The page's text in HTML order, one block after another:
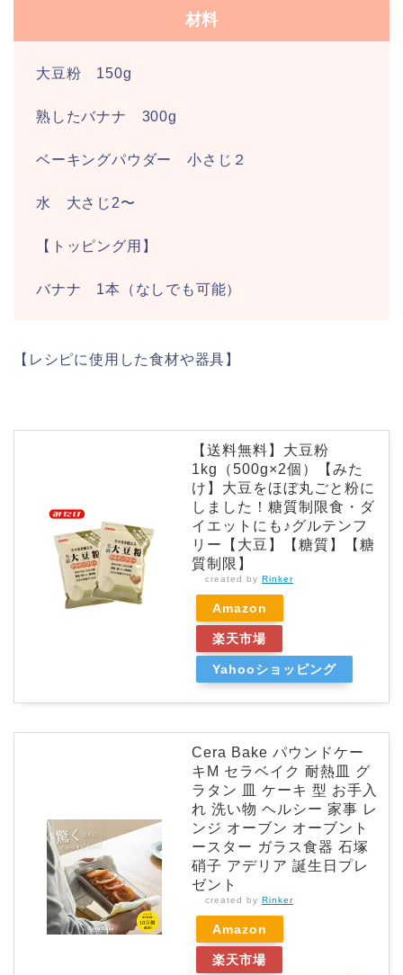
材料
大豆粉 150g
熟したバナナ 300g
ベーキングパウダー 小さじ２
水 大さじ2〜
【トッピング用】
バナナ 1本（なしでも可能）
【レシピに使用した食材や器具】
【送料無料】大豆粉
1kg（500g×2個）【みた
け】大豆をほぼ丸ごと粉に
しました！糖質制限食・ダ
イエットにも♪グルテンフ
リー【大豆】【糖質】【糖
質制限】
created by Rinker
Amazon
楽天市場
Yahooショッピング
Cera Bake パウンドケー
キM セラベイク 耐熱皿 グ
ラタン 皿 ケーキ 型 お手入
れ 洗い物 ヘルシー 家事 レ
ンジ オーブン オーブント
ースター ガラス食器 石塚
硝子 アデリア 誕生日プレ
ゼント
created by Rinker
Amazon
楽天市場